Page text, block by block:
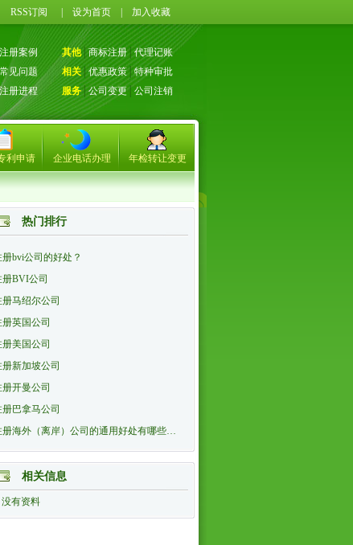
RSS订阅 设为首页 加入收藏
注册案例
常见问题
注册进程
其他│商标注册│代理记账
相关│优惠政策│特种审批
服务│公司变更│ 公司注销
利申请 企业电话办理 年检转让变更
热门排行
册bvi公司的好处？
册BVI公司
册马绍尔公司
册英国公司
册美国公司
册新加坡公司
册开曼公司
册巴拿马公司
册海外（离岸）公司的通用好处有哪些…
相关信息
没有资料